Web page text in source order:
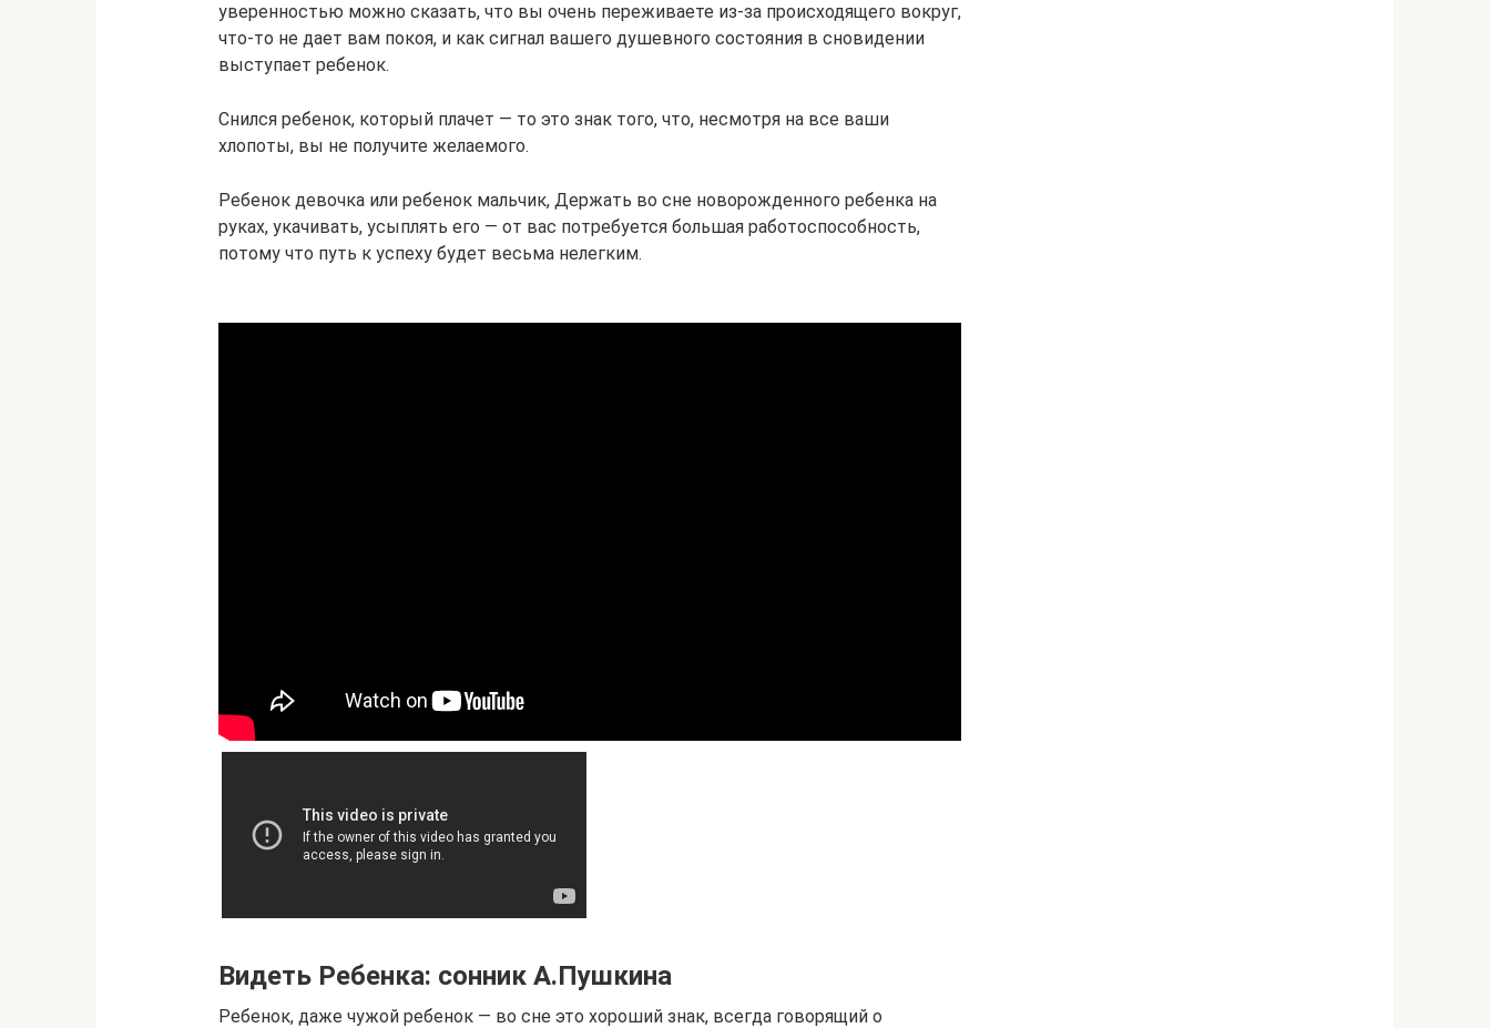
уверенностью можно сказать, что вы очень переживаете из-за происходящего вокруг,
что-то не дает вам покоя, и как сигнал вашего душевного состояния в сновидении
выступает ребенок.
Снился ребенок, который плачет — то это знак того, что, несмотря на все ваши
хлопоты, вы не получите желаемого.
Ребенок девочка или ребенок мальчик, Держать во сне новорожденного ребенка на
руках, укачивать, усыплять его — от вас потребуется большая работоспособность,
потому что путь к успеху будет весьма нелегким.
Видеть Ребенка: сонник А.Пушкина
Ребенок, даже чужой ребенок — во сне это хороший знак, всегда говорящий о